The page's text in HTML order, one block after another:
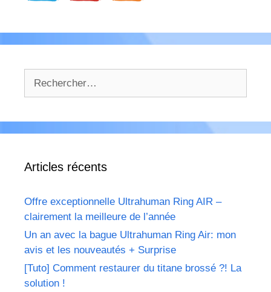
Articles récents
Offre exceptionnelle Ultrahuman Ring AIR –
clairement la meilleure de l’année
Un an avec la bague Ultrahuman Ring Air: mon
avis et les nouveautés + Surprise
[Tuto] Comment restaurer du titane brossé ?! La
solution !